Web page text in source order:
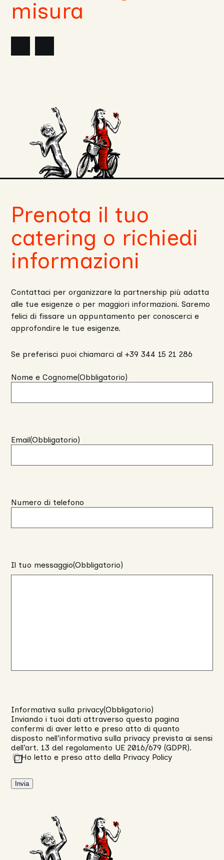
misura
Slide
Prenota il tuo
catering o richiedi
informazioni
Contattaci per organizzare la partnership più adatta
alle tue esigenze o per maggiori informazioni. Saremo
felici di fissare un appuntamento per conoscerci e
approfondire le tue esigenze.
Se preferisci puoi chiamarci al +39 344 15 21 286
Nome e Cognome(Obbligatorio)
Email(Obbligatorio)
Numero di telefono
Il tuo messaggio(Obbligatorio)
Informativa sulla privacy(Obbligatorio)
Inviando i tuoi dati attraverso questa pagina
confermi di aver letto e preso atto di quanto
disposto nell’informativa sulla privacy prevista ai sensi
dell’art. 13 del regolamento UE 2016/679 (GDPR).
Ho letto e preso atto della Privacy Policy
Invia